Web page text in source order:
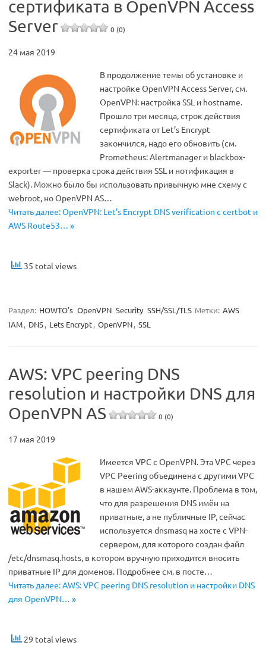
сертификата в OpenVPN Access
Server
0 (0)
24 мая 2019
В продолжение темы об установке и
настройке OpenVPN Access Server, см.
OpenVPN: настройка SSL и hostname.
Прошло три месяца, строк действия
сертификата от Let’s Encrypt
закончился, надо его обновить (см.
Prometheus: Alertmanager и blackbox-
exporter — проверка срока действия SSL и нотификация в
Slack). Можно было бы использовать привычную мне схему с
webroot, но OpenVPN AS…
Читать далее: OpenVPN: Let’s Encrypt DNS verification с certbot и
AWS Route53… »
35 total views
Раздел: HOWTO's OpenVPN Security SSH/SSL/TLS Метки: AWS
IAM, DNS, Lets Encrypt, OpenVPN, SSL
AWS: VPC peering DNS
resolution и настройки DNS для
OpenVPN AS
0 (0)
17 мая 2019
Имеется VPC с OpenVPN. Эта VPC через
VPC Peering объединена с другими VPC
в нашем AWS-аккаунте. Проблема в том,
что для разрешения DNS имён на
приватные, а не публичные IP, сейчас
используется dnsmasq на хосте с VPN-
сервером, для которого создан файл
/etc/dnsmasq.hosts, в котором вручную приходится вносить
приватные IP для доменов. Подробнее см. в посте…
Читать далее: AWS: VPC peering DNS resolution и настройки DNS
для OpenVPN… »
29 total views